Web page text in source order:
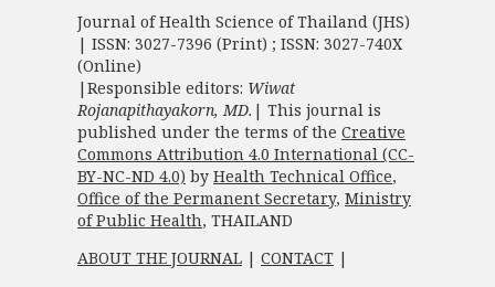
Journal of Health Science of Thailand (JHS)
| ISSN: 3027-7396 (Print) ; ISSN: 3027-740X
(Online)
|Responsible editors: Wiwat
Rojanapithayakorn, MD. | This journal is
published under the terms of the Creative
Commons Attribution 4.0 International (CC-
BY-NC-ND 4.0) by Health Technical Office,
Office of the Permanent Secretary, Ministry
of Public Health, THAILAND
ABOUT THE JOURNAL | CONTACT |